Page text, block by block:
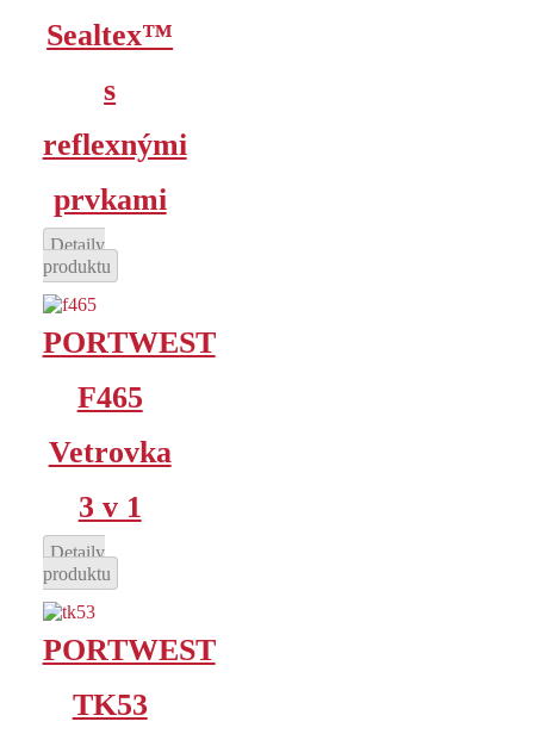
Sealtex™
s
reflexnými
prvkami
Detaily
produktu
PORTWEST
F465
Vetrovka
3 v 1
Detaily
produktu
PORTWEST
TK53